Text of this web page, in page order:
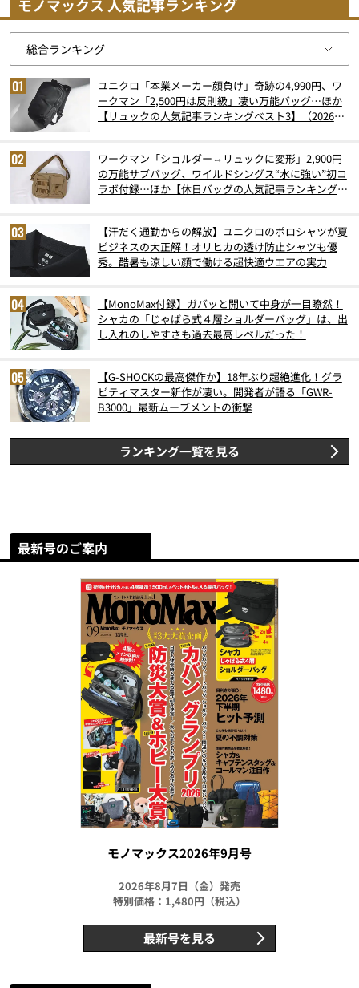
モノマックス 人気記事ランキング
ユニクロ「本業メーカー顔負け」奇跡の4,990円、ワ
ークマン「2,500円は反則級」凄い万能バッグ…ほか
【リュックの人気記事ランキングベスト3】（2026年
ワークマン「ショルダー⇔リュックに変形」2,900円
の万能サブバッグ、ワイルドシングス“水に強い”初コ
ラボ付録…ほか【休日バッグの人気記事ランキングベ
【汗だく通勤からの解放】ユニクロのポロシャツが夏
ビジネスの大正解！オリヒカの透け防止シャツも優
秀。酷暑も涼しい顔で働ける超快適ウエアの実力
【MonoMax付録】ガバッと開いて中身が一目瞭然！
シャカの「じゃばら式４層ショルダーバッグ」は、出
し入れのしやすさも過去最高レベルだった！
【G-SHOCKの最高傑作か】18年ぶり超絶進化！グラ
ビティマスター新作が凄い。開発者が語る「GWR-
B3000」最新ムーブメントの衝撃
ランキング一覧を見る
最新号のご案内
モノマックス2026年9月号
2026年8月7日（金）発売
特別価格：1,480円（税込）
最新号を見る